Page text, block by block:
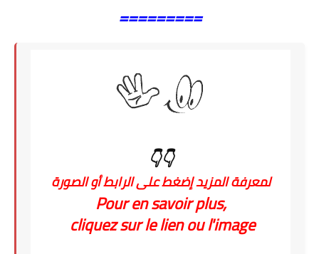
=========
👇👇
لمعرفة المزيد إضغط على الرابط أو الصورة
Pour en savoir plus,
cliquez sur le lien ou l'image